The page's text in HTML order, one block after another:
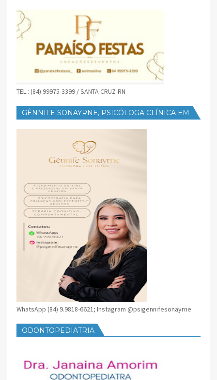
TEL.: (84) 99975-3399 / SANTA CRUZ-RN
GÊNNIFE SONAYRNE, PSICÓLOGA CLÍNICA EM
WhatsApp (84) 9.9818-6621; Instagram @psigennifesonayrne
ODONTOPEDIATRIA